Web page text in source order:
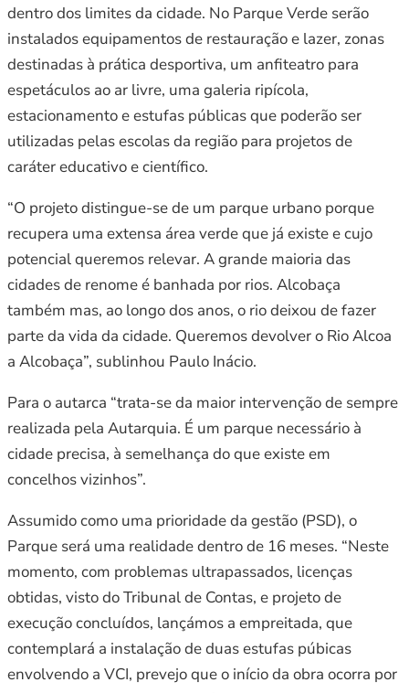
dentro dos limites da cidade. No Parque Verde serão
instalados equipamentos de restauração e lazer, zonas
destinadas à prática desportiva, um anfiteatro para
espetáculos ao ar livre, uma galeria ripícola,
estacionamento e estufas públicas que poderão ser
utilizadas pelas escolas da região para projetos de
caráter educativo e científico.
“O projeto distingue-se de um parque urbano porque
recupera uma extensa área verde que já existe e cujo
potencial queremos relevar. A grande maioria das
cidades de renome é banhada por rios. Alcobaça
também mas, ao longo dos anos, o rio deixou de fazer
parte da vida da cidade. Queremos devolver o Rio Alcoa
a Alcobaça”, sublinhou Paulo Inácio.
Para o autarca “trata-se da maior intervenção de sempre
realizada pela Autarquia. É um parque necessário à
cidade precisa, à semelhança do que existe em
concelhos vizinhos”.
Assumido como uma prioridade da gestão (PSD), o
Parque será uma realidade dentro de 16 meses. “Neste
momento, com problemas ultrapassados, licenças
obtidas, visto do Tribunal de Contas, e projeto de
execução concluídos, lançámos a empreitada, que
contemplará a instalação de duas estufas púbicas
envolvendo a VCI, prevejo que o início da obra ocorra por